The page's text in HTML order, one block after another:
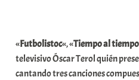
«Futbolistoc«, «Tiempo al tiempo
televisivo Óscar Terol quién
cantando tres canciones